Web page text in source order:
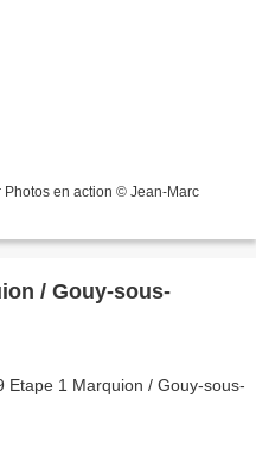
en action © Jean-Marc
/ Gouy-sous-